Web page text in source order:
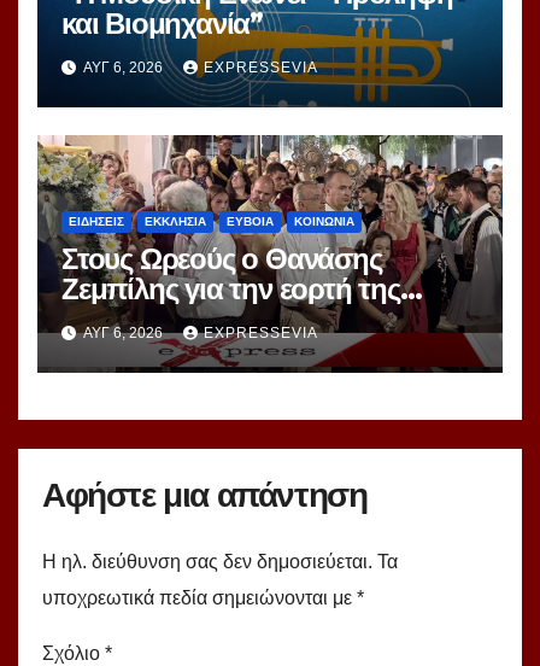
και Βιομηχανία”
ΑΥΓ 6, 2026 EXPRESSEVIA
ΕΙΔΗΣΕΙΣ ΕΚΚΛΗΣΙΑ ΕΥΒΟΙΑ ΚΟΙΝΩΝΙΑ
Στους Ωρεούς ο Θανάσης
Ζεμπίλης για την εορτή της
Μεταμορφώσεως Σωτήρος
ΑΥΓ 6, 2026 EXPRESSEVIA
Αφήστε μια απάντηση
Η ηλ. διεύθυνση σας δεν δημοσιεύεται. Τα
υποχρεωτικά πεδία σημειώνονται με *
Σχόλιο *